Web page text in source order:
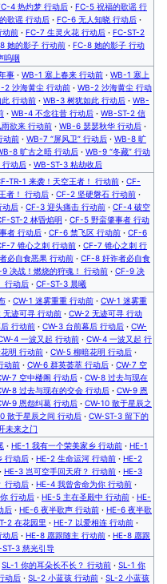
4 热灼梦 行动后 · FC-5 祝福的歌谣 行
歌谣 行动后 · FC-6 无人知晓 行动后 ·
动前 · FC-7 生灵火花 行动后 · FC-ST-2
她的影子 行动前 · FC-8 她的影子 行动
呜咽
事 · WB-1 塞上春来 行动前 · WB-1 塞上
2 沙海黄尘 行动前 · WB-2 沙海黄尘 行动
行动前 · WB-3 树犹如此 行动后 · WB-
· WB-4 不念往昔 行动后 · WB-ST-2 信
欲来 行动前 · WB-6 瑟瑟秋华 行动后 ·
动前 · WB-7 “屏风卫” 行动后 · WB-8 旷
8 旷古之晤 行动后 · WB-9 “冬藏” 行动
行动后 · WB-ST-3 粘劫收后
TR-1 来袭！天空王者！ 行动前 · CF-
者！ 行动后 · CF-2 坚硬磐石 行动前 ·
动后 · CF-3 迎头痛击 行动前 · CF-4 破空
ST-2 林昏焰明 · CF-5 野蛮肇事者 行动
者 行动后 · CF-6 禁飞区 行动前 · CF-6
7 锥心之刺 行动前 · CF-7 锥心之刺 行
必自食恶果 行动前 · CF-8 奸诈者必自食
9 决战！燃烧的狩魂！ 行动前 · CF-9 决
行动后 · CF-ST-3 晨曦
· CW-1 迷雾重重 行动前 · CW-1 迷雾重
无迹可寻 行动前 · CW-2 无迹可寻 行动
行动前 · CW-3 台前幕后 行动后 · CW-
4 一波又起 行动前 · CW-4 一波又起 行
明 行动前 · CW-5 柳暗花明 行动后 ·
动前 · CW-6 群英荟萃 行动后 · CW-7 空
7 空中楼阁 行动后 · CW-8 过去与现在
8 过去与现在的交会 行动后 · CW-9 恩
9 恩怨纠葛 行动后 · CW-10 散于星辰之
散于星辰之间 行动后 · CW-ST-3 留下的
未来之门
· HE-1 我有一个荣美家乡 行动前 · HE-1
行动后 · HE-2 生命运河 行动前 · HE-2
· HE-3 岂可空手回天府？ 行动前 · HE-3
行动后 · HE-4 我曾舍命为你 行动前 ·
行动后 · HE-5 主在圣殿中 行动前 · HE-
后 · HE-6 夜半歌声 行动前 · HE-6 夜半歌
2 在花园里 · HE-7 以爱相连 行动前 ·
动后 · HE-8 愿跟随主 行动前 · HE-8 愿跟
ST-3 慈光引导
SL-1 你的耳朵长不长？ 行动前 · SL-1 你
动后 · SL-2 小蓝孩 行动前 · SL-2 小蓝孩